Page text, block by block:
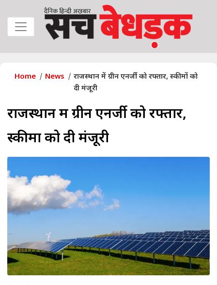
Home News
राजस्थान में ग्रीन एनर्जी को रफ्तार, स्कीमों को
दी मंजूरी
राजस्थान में ग्रीन एनर्जी को रफ्तार,
स्कीमों को दी मंजूरी